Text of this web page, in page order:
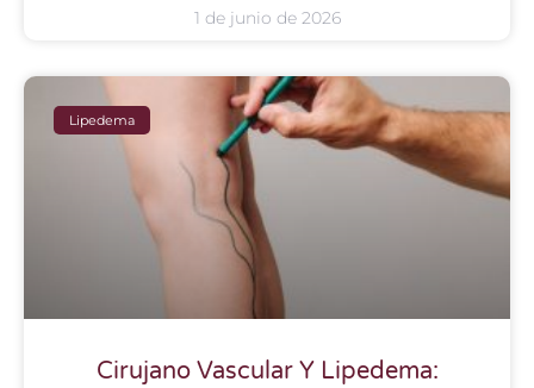
1 de junio de 2026
Lipedema
Cirujano Vascular Y Lipedema: